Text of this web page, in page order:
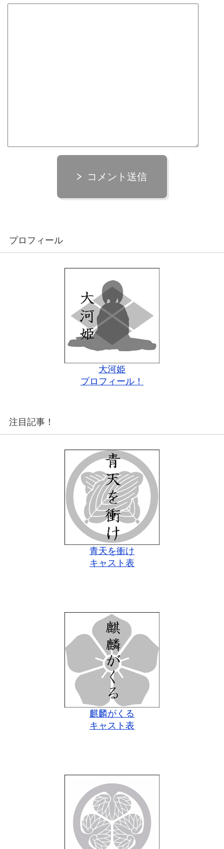
コメント送信
プロフィール
大河姫
プロフィール！
注目記事！
青天を衝け
キャスト表
麒麟がくる
キャスト表